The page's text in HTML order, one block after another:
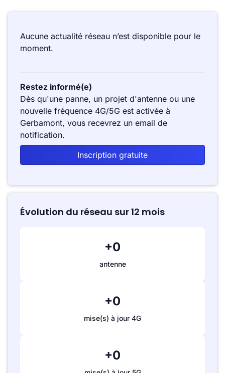
Aucune actualité réseau n’est disponible pour le
moment.
Restez informé(e)
Dès qu'une panne, un projet d'antenne ou une
nouvelle fréquence 4G/5G est activée à
Gerbamont, vous recevrez un email de
notification.
Inscription gratuite
Évolution du réseau sur 12 mois
+0
antenne
+0
mise(s) à jour 4G
+0